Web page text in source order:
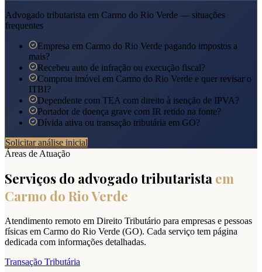
Advogado tributarista em Carmo do Rio Verde — situações
frequentes
Empresa em Carmo do Rio Verde pagando impostos a
mais?
Recebeu auto de infração ou execução fiscal?
Comprou imóvel em Carmo do Rio Verde e quer revisar o
ITBI?
Dependente com TEA com direito à isenção de IPVA?
Portador de doença grave com IR retido na fonte?
Dívida ativa ou transação tributária em GO?
Solicitar análise inicial
Áreas de Atuação
Serviços do advogado tributarista em
Carmo do Rio Verde
Atendimento remoto em Direito Tributário para empresas e pessoas
físicas em Carmo do Rio Verde (GO). Cada serviço tem página
dedicada com informações detalhadas.
Transação Tributária